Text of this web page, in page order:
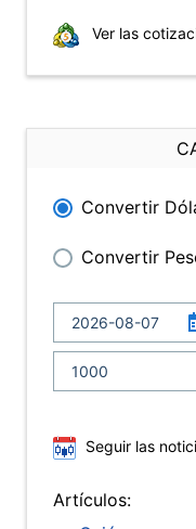
Ver las
Convertir
Convertir
Seguir las
Artículos: